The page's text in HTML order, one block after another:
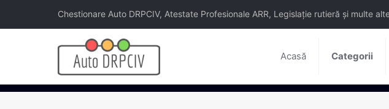
Chestionare Auto DRPCIV, Atestate Profesionale ARR, Legislație rutieră și multe
Acasă Categorii